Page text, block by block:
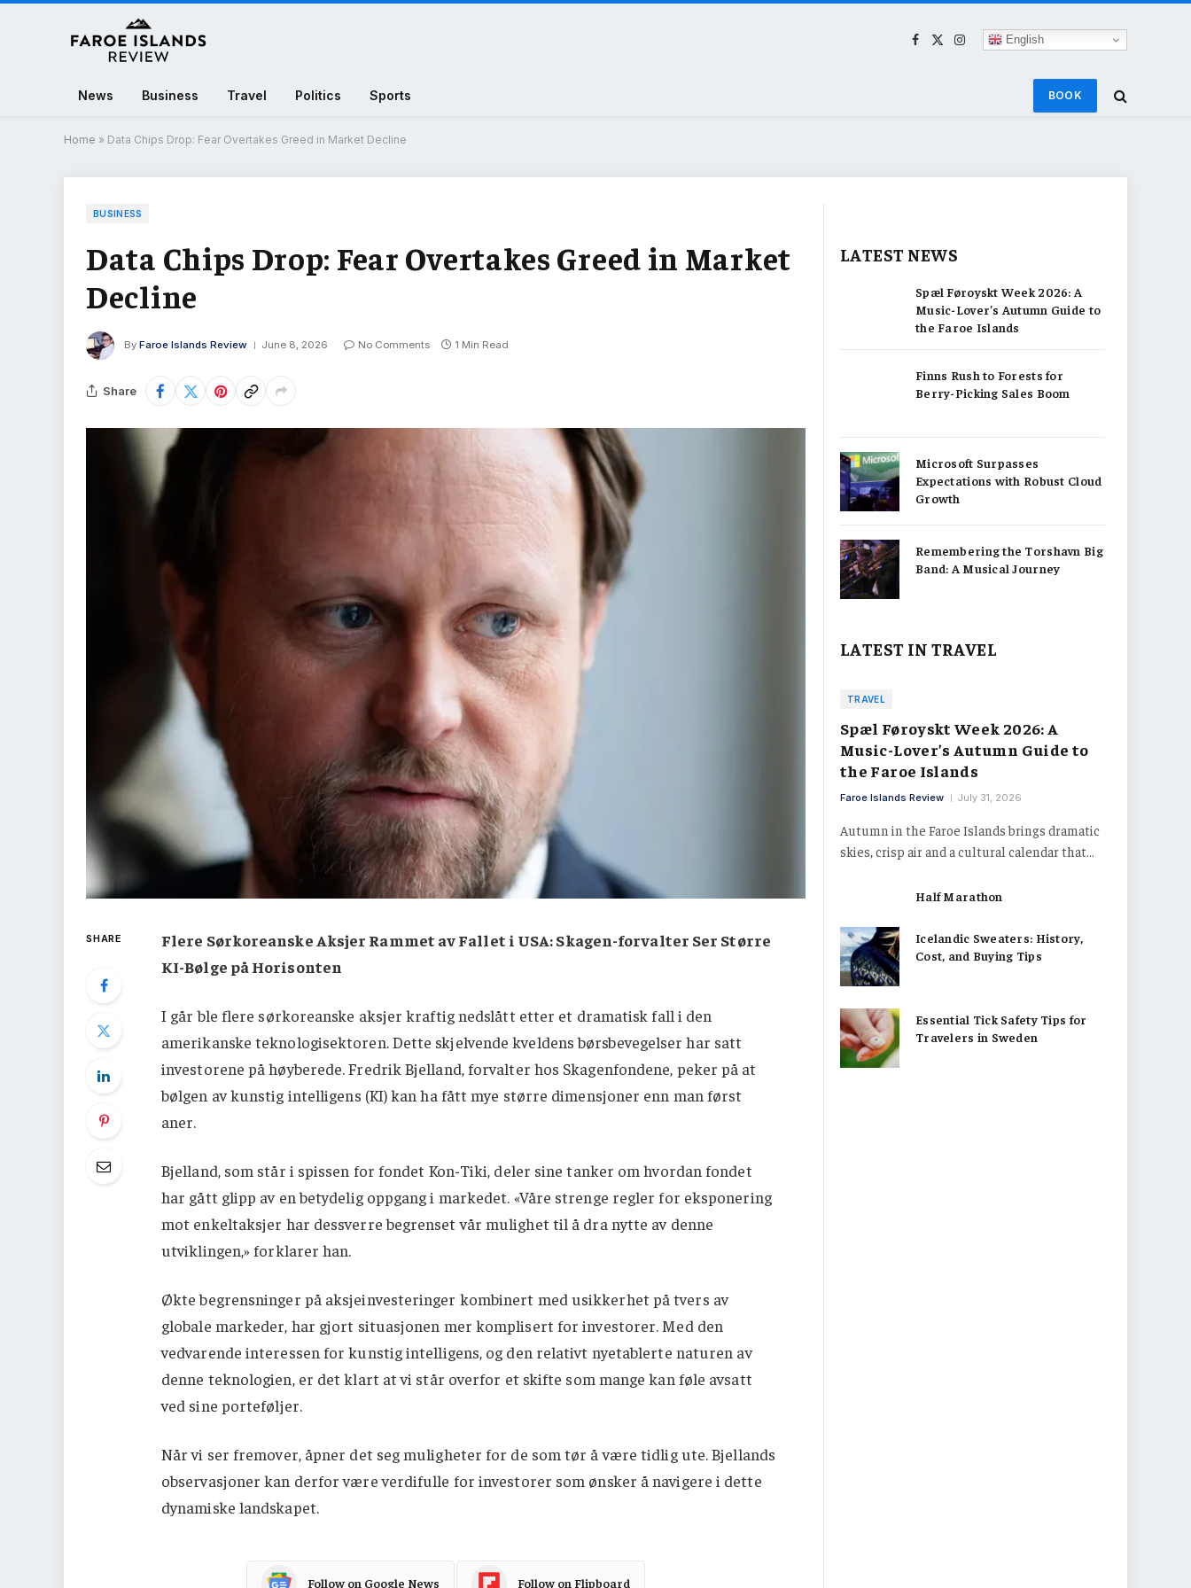
Facebook
X
Instagram
English
News Business Travel Politics Sports BOOK
Home » Data Chips Drop: Fear Overtakes Greed in Market Decline
BUSINESS
Data Chips Drop: Fear Overtakes Greed in Market
Decline
By Faroe Islands Review June 8, 2026 No Comments 1 Min Read
Share
SHARE
Flere Sørkoreanske Aksjer Rammet av Fallet i USA: Skagen-forvalter Ser Større
KI-Bølge på Horisonten
I går ble flere sørkoreanske aksjer kraftig nedslått etter et dramatisk fall i den
amerikanske teknologisektoren. Dette skjelvende kveldens børsbevegelser har satt
investorene på høyberede. Fredrik Bjelland, forvalter hos Skagenfondene, peker på at
bølgen av kunstig intelligens (KI) kan ha fått mye større dimensjoner enn man først
aner.
Bjelland, som står i spissen for fondet Kon-Tiki, deler sine tanker om hvordan fondet
har gått glipp av en betydelig oppgang i markedet. «Våre strenge regler for eksponering
mot enkeltaksjer har dessverre begrenset vår mulighet til å dra nytte av denne
utviklingen,» forklarer han.
Økte begrensninger på aksjeinvesteringer kombinert med usikkerhet på tvers av
globale markeder, har gjort situasjonen mer komplisert for investorer. Med den
vedvarende interessen for kunstig intelligens, og den relativt nyetablerte naturen av
denne teknologien, er det klart at vi står overfor et skifte som mange kan føle avsatt
ved sine porteføljer.
Når vi ser fremover, åpner det seg muligheter for de som tør å være tidlig ute. Bjellands
observasjoner kan derfor være verdifulle for investorer som ønsker å navigere i dette
dynamiske landskapet.
Follow on Google News Follow on Flipboard
LATEST NEWS
Spæl Føroyskt Week 2026: A
Music-Lover’s Autumn Guide to
the Faroe Islands
Finns Rush to Forests for
Berry-Picking Sales Boom
Microsoft Surpasses
Expectations with Robust Cloud
Growth
Remembering the Torshavn Big
Band: A Musical Journey
LATEST IN TRAVEL
TRAVEL
Spæl Føroyskt Week 2026: A
Music-Lover’s Autumn Guide to
the Faroe Islands
Faroe Islands Review July 31, 2026
Autumn in the Faroe Islands brings dramatic
skies, crisp air and a cultural calendar that…
Half Marathon
Icelandic Sweaters: History,
Cost, and Buying Tips
Essential Tick Safety Tips for
Travelers in Sweden